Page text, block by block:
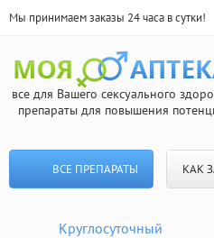
Мы принимаем заказы 24 часа в сутки!
все для Вашего сексуального
препараты для повышения
ВСЕ ПРЕПАРАТЫ КАК
Круглосуточный